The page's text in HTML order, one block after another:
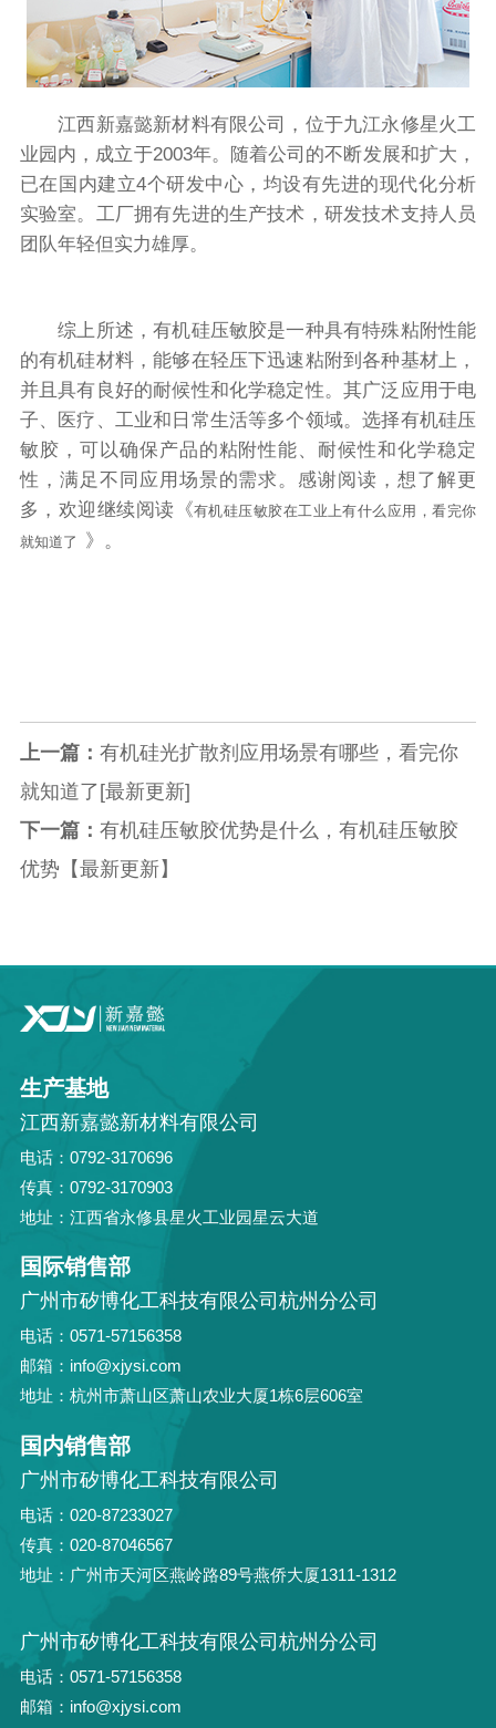
江西新嘉懿新材料有限公司，位于九江永修星火工
业园内，成立于2003年。随着公司的不断发展和扩大，
已在国内建立4个研发中心，均设有先进的现代化分析
实验室。工厂拥有先进的生产技术，研发技术支持人员
团队年轻但实力雄厚。
综上所述，有机硅压敏胶是一种具有特殊粘附性能
的有机硅材料，能够在轻压下迅速粘附到各种基材上，
并且具有良好的耐候性和化学稳定性。其广泛应用于电
子、医疗、工业和日常生活等多个领域。选择有机硅压
敏胶，可以确保产品的粘附性能、耐候性和化学稳定
性，满足不同应用场景的需求。感谢阅读，想了解更
多，欢迎继续阅读《有机硅压敏胶在工业上有什么应用，看完你
就知道了
》。
上一篇： 有机硅光扩散剂应用场景有哪些，看完你
就知道了[最新更新]
下一篇： 有机硅压敏胶优势是什么，有机硅压敏胶
优势【最新更新】
生产基地
江西新嘉懿新材料有限公司
电话：0792-3170696
传真：0792-3170903
地址：江西省永修县星火工业园星云大道
国际销售部
广州市矽博化工科技有限公司杭州分公司
电话：0571-57156358
邮箱：info@xjysi.com
地址：杭州市萧山区萧山农业大厦1栋6层606室
国内销售部
广州市矽博化工科技有限公司
电话：020-87233027
传真：020-87046567
地址：广州市天河区燕岭路89号燕侨大厦1311-1312
广州市矽博化工科技有限公司杭州分公司
电话：0571-57156358
邮箱：info@xjysi.com